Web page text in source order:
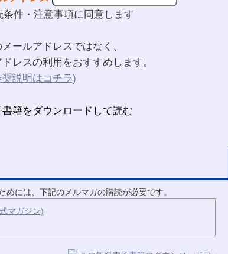
条件・注意事項に同意します
ールアドレスではなく、
レスの利用をおすすめします。
奨説明はコチラ)
には、下記のメルマガの購読が必要です。
マガジン)